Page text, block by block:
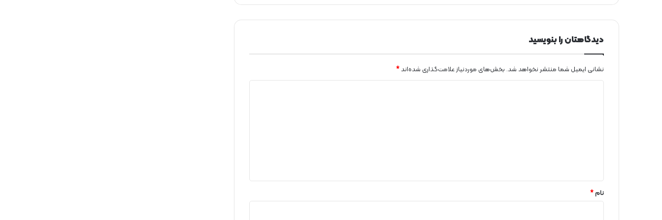
ر
و
ا
س
ر
ز
دیدگاهتان را بنویسید
نشانی ایمیل شما منتشر نخواهد شد. بخش‌های موردنیاز علامت‌گذاری شده‌اند *
نام*